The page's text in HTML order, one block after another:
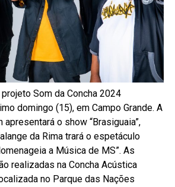
Som da Concha 2024
domingo (15), em Campo Grande. A
apresentará o show “Brasiguaia”,
da Rima trará o espetáculo
a Música de MS”. As
realizadas na Concha Acústica
no Parque das Nações